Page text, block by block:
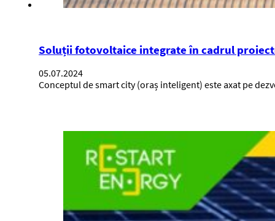
Soluții fotovoltaice integrate în cadrul
05.07.2024
Conceptul de smart city (oraș inteligent) este axat pe